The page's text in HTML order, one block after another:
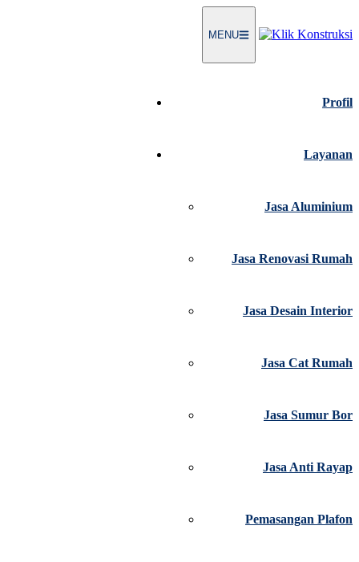
MENU
Profil
Layanan
Jasa Aluminium
Jasa Renovasi Rumah
Jasa Desain Interior
Jasa Cat Rumah
Jasa Sumur Bor
Jasa Anti Rayap
Pemasangan Plafon